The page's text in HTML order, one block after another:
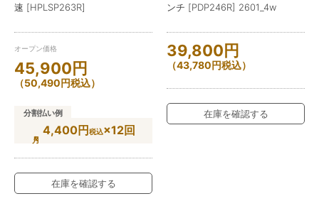
速 [HPLSP263R]
オープン価格
45,900円
（50,490円税込）
分割払い例
4,400円税込×12回
在庫を確認する
ンチ [PDP246R] 2601_4w
39,800円
（43,780円税込）
在庫を確認する